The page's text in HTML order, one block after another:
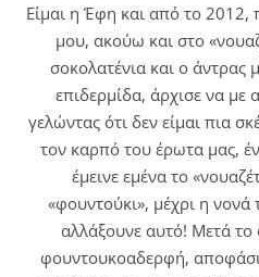
Είμαι η Έφη και από το 2012,
μου, ακούω και στο
σοκολατένια και ο
επιδερμίδα, άρχισε να με
γελώντας ότι δεν είμαι πια
τον καρπό του έρωτα μας,
έμεινε εμένα το
«φουντούκι», μέχρι η νονά
αλλάξουνε αυτό! Μετά το
φουντουκοαδερφή,